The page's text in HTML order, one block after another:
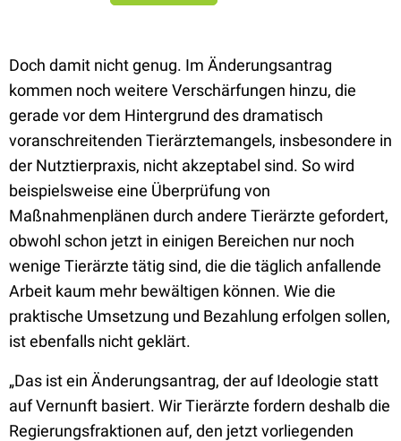
Doch damit nicht genug. Im Änderungsantrag
kommen noch weitere Verschärfungen hinzu, die
gerade vor dem Hintergrund des dramatisch
voranschreitenden Tierärztemangels, insbesondere in
der Nutztierpraxis, nicht akzeptabel sind. So wird
beispielsweise eine Überprüfung von
Maßnahmenplänen durch andere Tierärzte gefordert,
obwohl schon jetzt in einigen Bereichen nur noch
wenige Tierärzte tätig sind, die die täglich anfallende
Arbeit kaum mehr bewältigen können. Wie die
praktische Umsetzung und Bezahlung erfolgen sollen,
ist ebenfalls nicht geklärt.
„Das ist ein Änderungsantrag, der auf Ideologie statt
auf Vernunft basiert. Wir Tierärzte fordern deshalb die
Regierungsfraktionen auf, den jetzt vorliegenden